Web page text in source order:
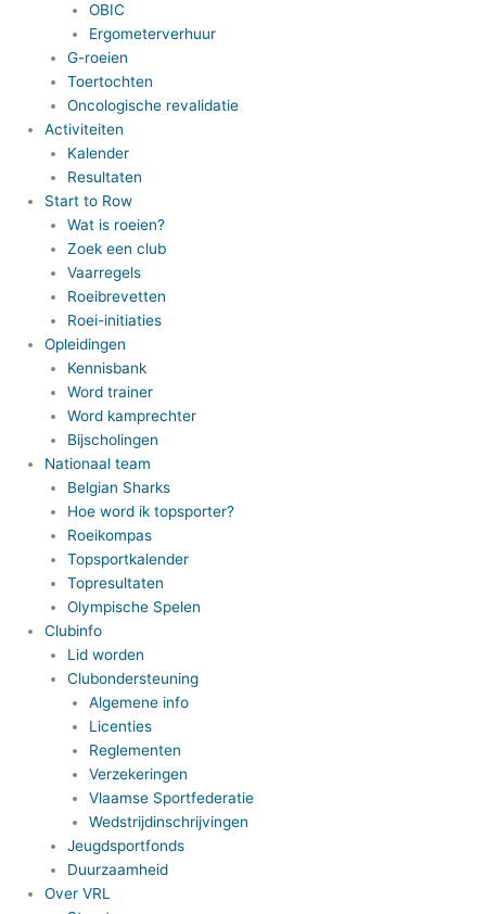
OBIC
Ergometerverhuur
G-roeien
Toertochten
Oncologische revalidatie
Activiteiten
Kalender
Resultaten
Start to Row
Wat is roeien?
Zoek een club
Vaarregels
Roeibrevetten
Roei-initiaties
Opleidingen
Kennisbank
Word trainer
Word kamprechter
Bijscholingen
Nationaal team
Belgian Sharks
Hoe word ik topsporter?
Roeikompas
Topsportkalender
Topresultaten
Olympische Spelen
Clubinfo
Lid worden
Clubondersteuning
Algemene info
Licenties
Reglementen
Verzekeringen
Vlaamse Sportfederatie
Wedstrijdinschrijvingen
Jeugdsportfonds
Duurzaamheid
Over VRL